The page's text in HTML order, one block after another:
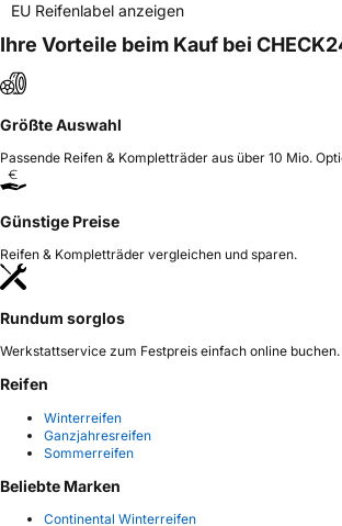
EU Reifenlabel anzeigen
Ihre Vorteile beim Kauf bei
Größte Auswahl
Passende Reifen & Kompletträder aus über 10 Mio.
Günstige Preise
Reifen & Kompletträder vergleichen und sparen.
Rundum sorglos
Werkstattservice zum Festpreis einfach online buchen.
Reifen
Winterreifen
Ganzjahresreifen
Sommerreifen
Beliebte Marken
Continental Winterreifen